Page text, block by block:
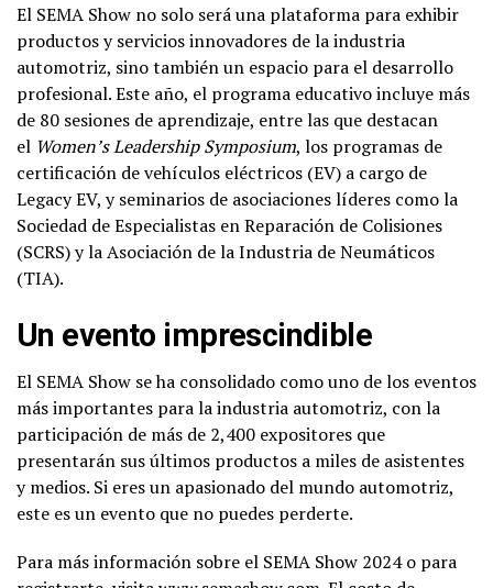
El SEMA Show no solo será una plataforma para exhibir
productos y servicios innovadores de la industria
automotriz, sino también un espacio para el desarrollo
profesional. Este año, el programa educativo incluye más
de 80 sesiones de aprendizaje, entre las que destacan
el Women’s Leadership Symposium, los programas de
certificación de vehículos eléctricos (EV) a cargo de
Legacy EV, y seminarios de asociaciones líderes como la
Sociedad de Especialistas en Reparación de Colisiones
(SCRS) y la Asociación de la Industria de Neumáticos
(TIA).
Un evento imprescindible
El SEMA Show se ha consolidado como uno de los eventos
más importantes para la industria automotriz, con la
participación de más de 2,400 expositores que
presentarán sus últimos productos a miles de asistentes
y medios. Si eres un apasionado del mundo automotriz,
este es un evento que no puedes perderte.
Para más información sobre el SEMA Show 2024 o para